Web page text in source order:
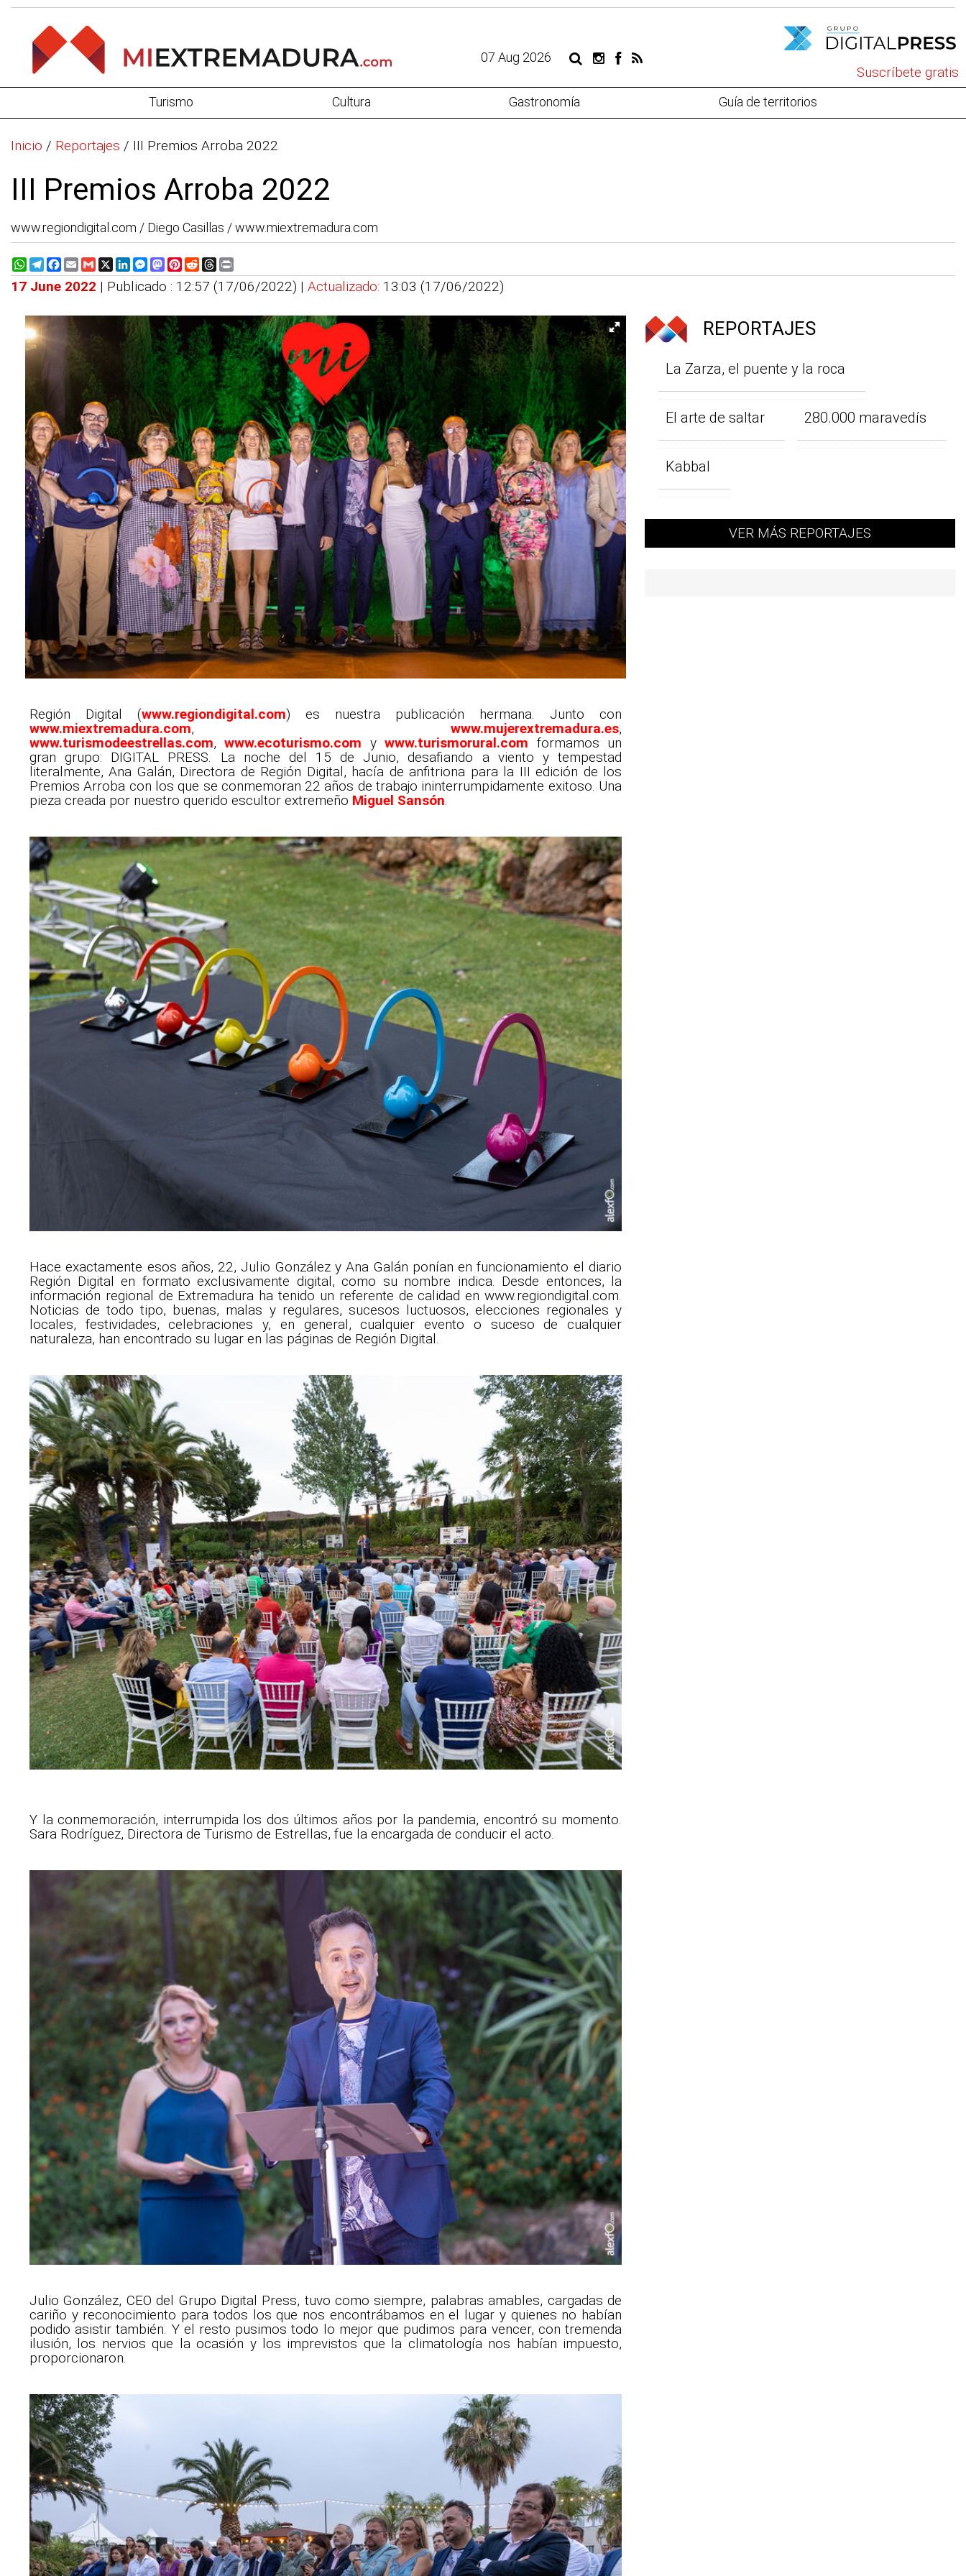
07 Aug 2026
Suscríbete gratis
Turismo Cultura Gastronomía Guía de territorios
Inicio / Reportajes / III Premios Arroba 2022
III Premios Arroba 2022
www.regiondigital.com / Diego Casillas / www.miextremadura.com
WhatsApp
Telegram
Facebook
EmailGmail
X LinkedIn
Messenger
Mastodon
Pinterest
RedditThreads
17 June 2022 | Publicado : 12:57 (17/06/2022) | Actualizado: 13:03 (17/06/2022)
Región Digital (www.regiondigital.com) es nuestra publicación hermana. Junto con
www.miextremadura.com, www.mujerextremadura.es,
www.turismodeestrellas.com,www.ecoturismo.com ywww.turismorural.com formamos un
gran grupo: DIGITAL PRESS. La noche del 15 de Junio, desafiando a viento y tempestad
literalmente, Ana Galán, Directora de Región Digital, hacía de anfitriona para la III edición de los
Premios Arroba con los que se conmemoran 22 años de trabajo ininterrumpidamente exitoso. Una
pieza creada por nuestro querido escultor extremeño Miguel Sansón.
Hace exactamente esos años, 22, Julio González y Ana Galán ponían en funcionamiento el diario
Región Digital en formato exclusivamente digital, como su nombre indica. Desde entonces, la
información regional de Extremadura ha tenido un referente de calidad en www.regiondigital.com.
Noticias de todo tipo, buenas, malas y regulares, sucesos luctuosos, elecciones regionales y
locales, festividades, celebraciones y, en general, cualquier evento o suceso de cualquier
naturaleza, han encontrado su lugar en las páginas de Región Digital.
Y la conmemoración, interrumpida los dos últimos años por la pandemia, encontró su momento.
Sara Rodríguez, Directora de Turismo de Estrellas, fue la encargada de conducir el acto.
Julio González, CEO del Grupo Digital Press, tuvo como siempre, palabras amables, cargadas de
cariño y reconocimiento para todos los que nos encontrábamos en el lugar y quienes no habían
podido asistir también. Y el resto pusimos todo lo mejor que pudimos para vencer, con tremenda
ilusión, los nervios que la ocasión y los imprevistos que la climatología nos habían impuesto,
proporcionaron.
REPORTAJES
La Zarza, el puente y la roca
El arte de saltar 280.000 maravedís
Kabbal
VER MÁS REPORTAJES